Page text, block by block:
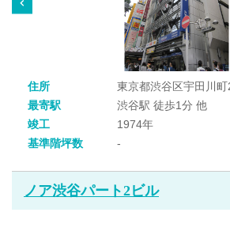
住所
東京都渋谷区宇田川町
最寄駅
渋谷駅 徒歩1分 他
竣工
1974年
基準階坪数
-
ノア渋谷パート2ビル